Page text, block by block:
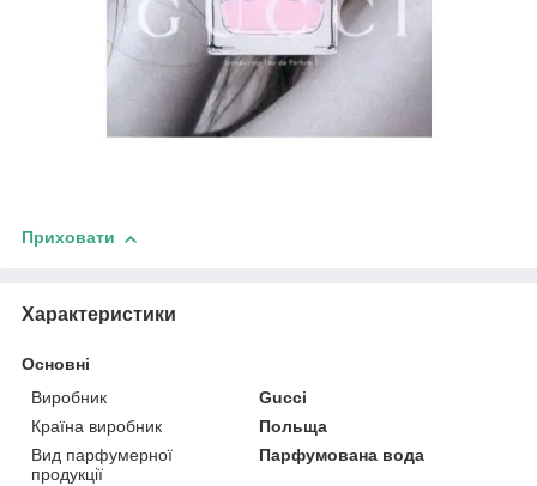
Приховати
Характеристики
Основні
Виробник
Gucci
Країна виробник
Польща
Вид парфумерної
продукції
Парфумована вода